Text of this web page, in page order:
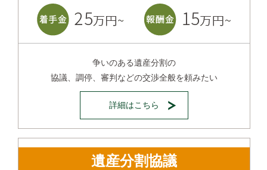
争いのある遺産分割の
協議、調停、審判などの交渉全般を頼みたい
詳細はこちら
遺産分割協議